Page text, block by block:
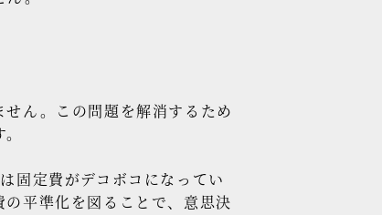
ん。この問題を解消するため
固定費がデコボコになってい
平準化を図ることで、意思決